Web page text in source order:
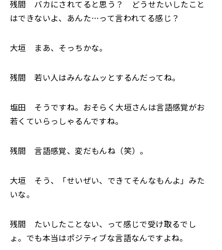
残間 バカにされてると思う？ どうせたいしたこと
はできないよ、あんた…って言われてる感じ？
大垣 まあ、そっちかな。
残間 若い人はみんなムッとするんだってね。
塩田 そうですね。おそらく大垣さんは言語感覚がお
若くていらっしゃるんですね。
残間 言語感覚、変だもんね（笑）。
大垣 そう、「せいぜい、できてそんなもんよ」みた
いな。
残間 たいしたことない、って感じで受け取るでし
ょ。でも本当はポジティブな言語なんですよね。